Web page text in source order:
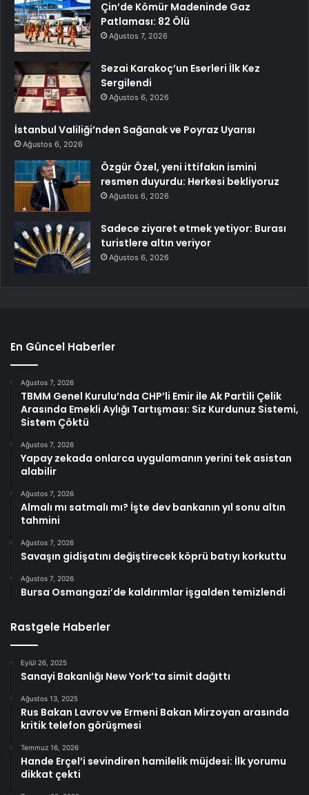
Çin’de Kömür Madeninde Gaz
Patlaması: 82 Ölü
Ağustos 7, 2026
Sezai Karakoç’un Eserleri İlk Kez
Sergilendi
Ağustos 6, 2026
İstanbul Valiliği’nden Sağanak ve Poyraz Uyarısı
Ağustos 6, 2026
Özgür Özel, yeni ittifakın ismini
resmen duyurdu: Herkesi bekliyoruz
Ağustos 6, 2026
Sadece ziyaret etmek yetiyor: Burası
turistlere altın veriyor
Ağustos 6, 2026
En Güncel Haberler
Ağustos 7, 2026
TBMM Genel Kurulu’nda CHP’li Emir ile Ak Partili Çelik
Arasında Emekli Aylığı Tartışması: Siz Kurdunuz Sistemi,
Sistem Çöktü
Ağustos 7, 2026
Yapay zekada onlarca uygulamanın yerini tek asistan
alabilir
Ağustos 7, 2026
Almalı mı satmalı mı? İşte dev bankanın yıl sonu altın
tahmini
Ağustos 7, 2026
Savaşın gidişatını değiştirecek köprü batıyı korkuttu
Ağustos 7, 2026
Bursa Osmangazi’de kaldırımlar işgalden temizlendi
Rastgele Haberler
Eylül 26, 2025
Sanayi Bakanlığı New York’ta simit dağıttı
Ağustos 13, 2025
Rus Bakan Lavrov ve Ermeni Bakan Mirzoyan arasında
kritik telefon görüşmesi
Temmuz 16, 2026
Hande Erçel’i sevindiren hamilelik müjdesi: İlk yorumu
dikkat çekti